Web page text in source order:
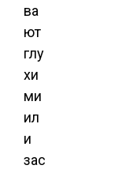
ва
ют
глу
хи
ми
ил
и
зас